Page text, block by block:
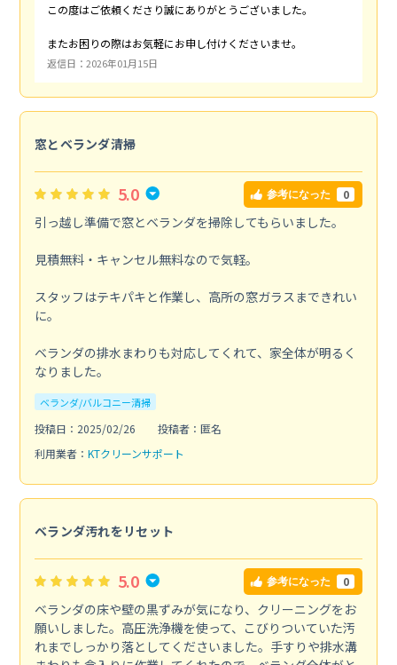
この度はご依頼くださり誠にありがとうございました。
またお困りの際はお気軽にお申し付けくださいませ。
返信日：2026年01月15日
窓とベランダ清掃
5.0 参考になった 0
引っ越し準備で窓とベランダを掃除してもらいました。
見積無料・キャンセル無料なので気軽。
スタッフはテキパキと作業し、高所の窓ガラスまできれい
に。
ベランダの排水まわりも対応してくれて、家全体が明るく
なりました。
ベランダ/バルコニー清掃
投稿日：2025/02/26
投稿者：匿名
利用業者： KTクリーンサポート
ベランダ汚れをリセット
5.0 参考になった 0
ベランダの床や壁の黒ずみが気になり、クリーニングをお
願いしました。高圧洗浄機を使って、こびりついていた汚
れまでしっかり落としてくださいました。手すりや排水溝